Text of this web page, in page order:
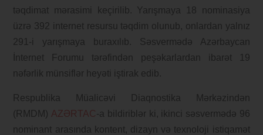
təqdimat mərasimi keçirilib. Yarışmaya 18 nominasiya
üzrə 392 internet resursu təqdim olunub, onlardan yalnız
291-i yarışmaya buraxılıb. Səsvermədə Azərbaycan
İnternet Forumu tərəfindən peşəkarlardan ibarət 19
nəfərlik münsiflər heyəti iştirak edib.
Respublika Müalicəvi Diaqnostika Mərkəzindən
(RMDM) AZƏRTAC-a bildiriblər ki, ikinci səsvermədə 96
nominant arasında kontent, dizayn və texnoloji istiqamət